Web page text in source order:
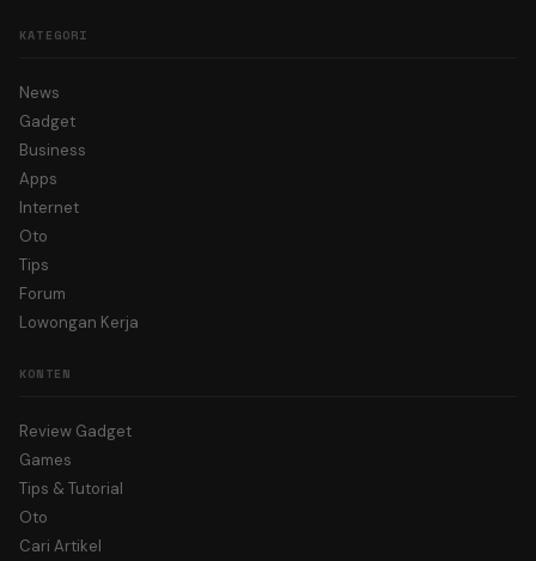
KATEGORI
News
Gadget
Business
Apps
Internet
Oto
Tips
Forum
Lowongan Kerja
KONTEN
Review Gadget
Games
Tips & Tutorial
Oto
Cari Artikel